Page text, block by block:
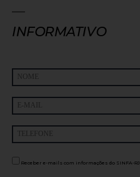
INFORMATIVO
Receber e-mails com informações do SINFA-RJ.